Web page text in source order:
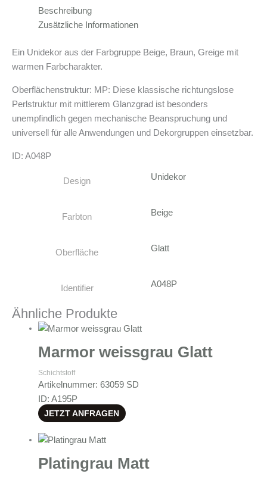
Beschreibung
Zusätzliche Informationen
Ein Unidekor aus der Farbgruppe Beige, Braun, Greige mit
warmen Farbcharakter.
Oberflächenstruktur: MP: Diese klassische richtungslose
Perlstruktur mit mittlerem Glanzgrad ist besonders
unempfindlich gegen mechanische Beanspruchung und
universell für alle Anwendungen und Dekorgruppen einsetzbar.
ID: A048P
Design Unidekor
Farbton Beige
Oberfläche Glatt
Identifier A048P
Ähnliche Produkte
Marmor weissgrau Glatt
Schichtstoff
Artikelnummer: 63059 SD
ID: A195P
JETZT ANFRAGEN
Platingrau Matt